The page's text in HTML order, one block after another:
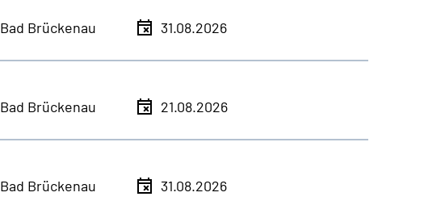
Bad Brückenau 31.08.2026
Bad Brückenau 21.08.2026
Bad Brückenau 31.08.2026